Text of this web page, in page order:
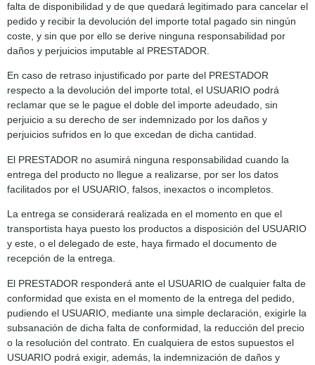
falta de disponibilidad y de que quedará legitimado para cancelar el
pedido y recibir la devolución del importe total pagado sin ningún
coste, y sin que por ello se derive ninguna responsabilidad por
daños y perjuicios imputable al PRESTADOR.
En caso de retraso injustificado por parte del PRESTADOR
respecto a la devolución del importe total, el USUARIO podrá
reclamar que se le pague el doble del importe adeudado, sin
perjuicio a su derecho de ser indemnizado por los daños y
perjuicios sufridos en lo que excedan de dicha cantidad.
El PRESTADOR no asumirá ninguna responsabilidad cuando la
entrega del producto no llegue a realizarse, por ser los datos
facilitados por el USUARIO, falsos, inexactos o incompletos.
La entrega se considerará realizada en el momento en que el
transportista haya puesto los productos a disposición del USUARIO
y este, o el delegado de este, haya firmado el documento de
recepción de la entrega.
El PRESTADOR responderá ante el USUARIO de cualquier falta de
conformidad que exista en el momento de la entrega del pedido,
pudiendo el USUARIO, mediante una simple declaración, exigirle la
subsanación de dicha falta de conformidad, la reducción del precio
o la resolución del contrato. En cualquiera de estos supuestos el
USUARIO podrá exigir, además, la indemnización de daños y